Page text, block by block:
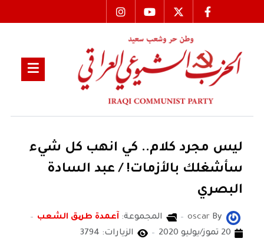
ليس مجرد كلام.. كي انهب كل شيء
سأشغلك بالأزمات! / عبد السادة
البصري
By
oscar المجموعة: آعمدة طریق الشعب
20 تموز/يوليو 2020
الزيارات: 3794